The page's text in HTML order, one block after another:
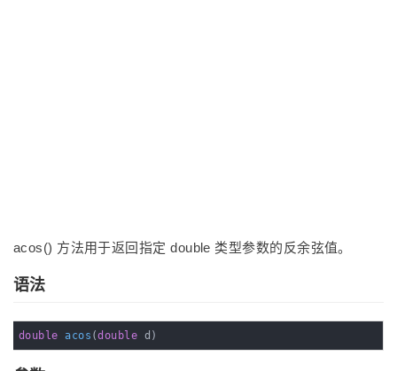
acos() 方法用于返回指定 double 类型参数的反余弦值。
语法
double acos (double d)